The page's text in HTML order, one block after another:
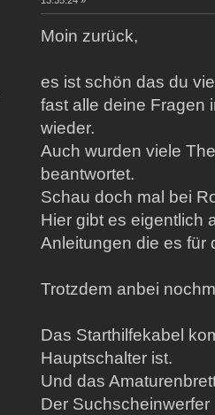
Moin zurück,
es ist schön das du
fast alle deine Fragen
wieder.
Auch wurden viele
beantwortet.
Schau doch mal bei
Hier gibt es eigentlich
Anleitungen die es für
Trotzdem anbei
Das Starthilfekabel
Hauptschalter ist.
Und das
Der